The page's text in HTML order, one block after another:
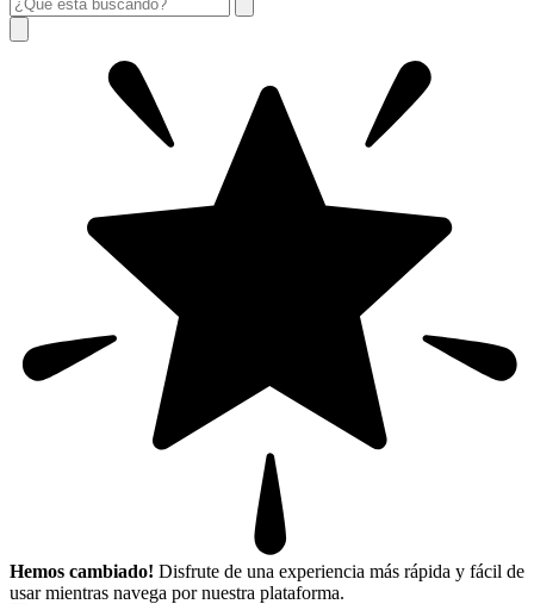
Hemos cambiado! Disfrute de una experiencia más rápida y fácil de
usar mientras navega por nuestra plataforma.